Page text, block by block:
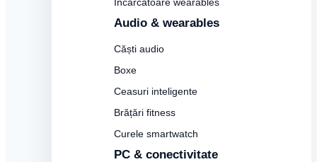
Audio & wearables
Căști audio
Boxe
Ceasuri inteligente
Brățări fitness
Curele smartwatch
PC & conectivitate